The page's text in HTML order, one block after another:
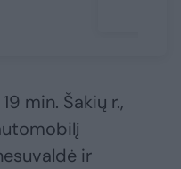
min. Šakių r.,
ir